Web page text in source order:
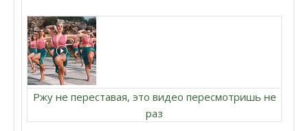
Ржу не переставая, это видео пересмотришь не
раз